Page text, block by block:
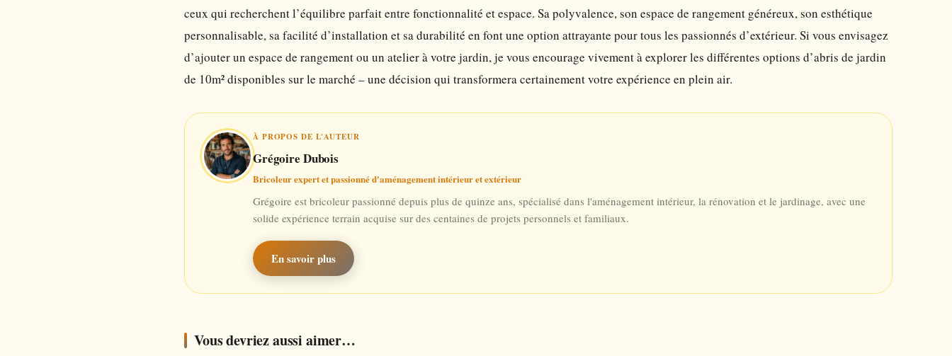
ceux qui recherchent l’équilibre parfait entre fonctionnalité et espace. Sa polyvalence, son espace de rangement généreux, son esthétique
personnalisable, sa facilité d’installation et sa durabilité en font une option attrayante pour tous les passionnés d’extérieur. Si vous envisagez
d’ajouter un espace de rangement ou un atelier à votre jardin, je vous encourage vivement à explorer les différentes options d’abris de jardin
de 10m² disponibles sur le marché – une décision qui transformera certainement votre expérience en plein air.
À PROPOS DE L'AUTEUR
Grégoire Dubois
Bricoleur expert et passionné d'aménagement intérieur et extérieur
Grégoire est bricoleur passionné depuis plus de quinze ans, spécialisé dans l'aménagement intérieur, la rénovation et le jardinage, avec une
solide expérience terrain acquise sur des centaines de projets personnels et familiaux.
En savoir plus
Vous devriez aussi aimer…